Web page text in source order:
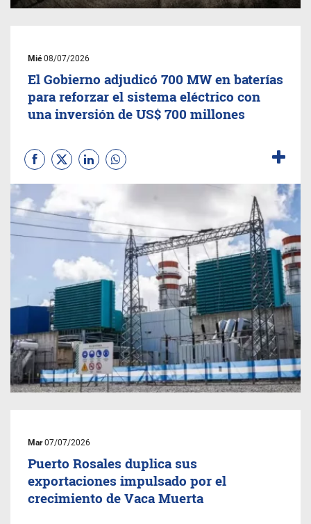
Mié08/07/2026
El Gobierno adjudicó 700 MW en baterías
para reforzar el sistema eléctrico con
una inversión de US$ 700 millones
Mar07/07/2026
Puerto Rosales duplica sus
exportaciones impulsado por el
crecimiento de Vaca Muerta